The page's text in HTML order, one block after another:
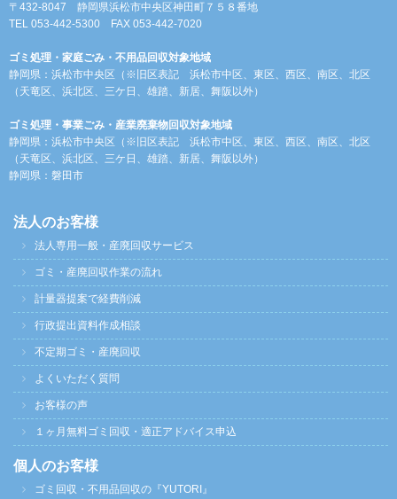
〒432-8047 静岡県浜松市中央区神田町７５８番地
TEL 053-442-5300 FAX 053-442-7020
ゴミ処理・家庭ごみ・不用品回収対象地域
静岡県：浜松市中央区（※旧区表記 浜松市中区、東区、西区、南区、北区
（天竜区、浜北区、三ケ日、雄踏、新居、舞阪以外）
ゴミ処理・事業ごみ・産業廃棄物回収対象地域
静岡県：浜松市中央区（※旧区表記 浜松市中区、東区、西区、南区、北区
（天竜区、浜北区、三ケ日、雄踏、新居、舞阪以外）
静岡県：磐田市
法人のお客様
法人専用一般・産廃回収サービス
ゴミ・産廃回収作業の流れ
計量器提案で経費削減
行政提出資料作成相談
不定期ゴミ・産廃回収
よくいただく質問
お客様の声
１ヶ月無料ゴミ回収・適正アドバイス申込
個人のお客様
ゴミ回収・不用品回収の『YUTORI』